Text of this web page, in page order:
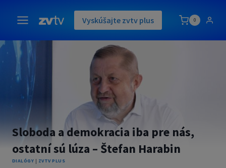
content
Vyskúšajte zvtv plus 0
Sloboda a demokracia iba pre nás,
ostatní sú lúza – Štefan Harabin
DIALÓGY | ZVTV PLUS